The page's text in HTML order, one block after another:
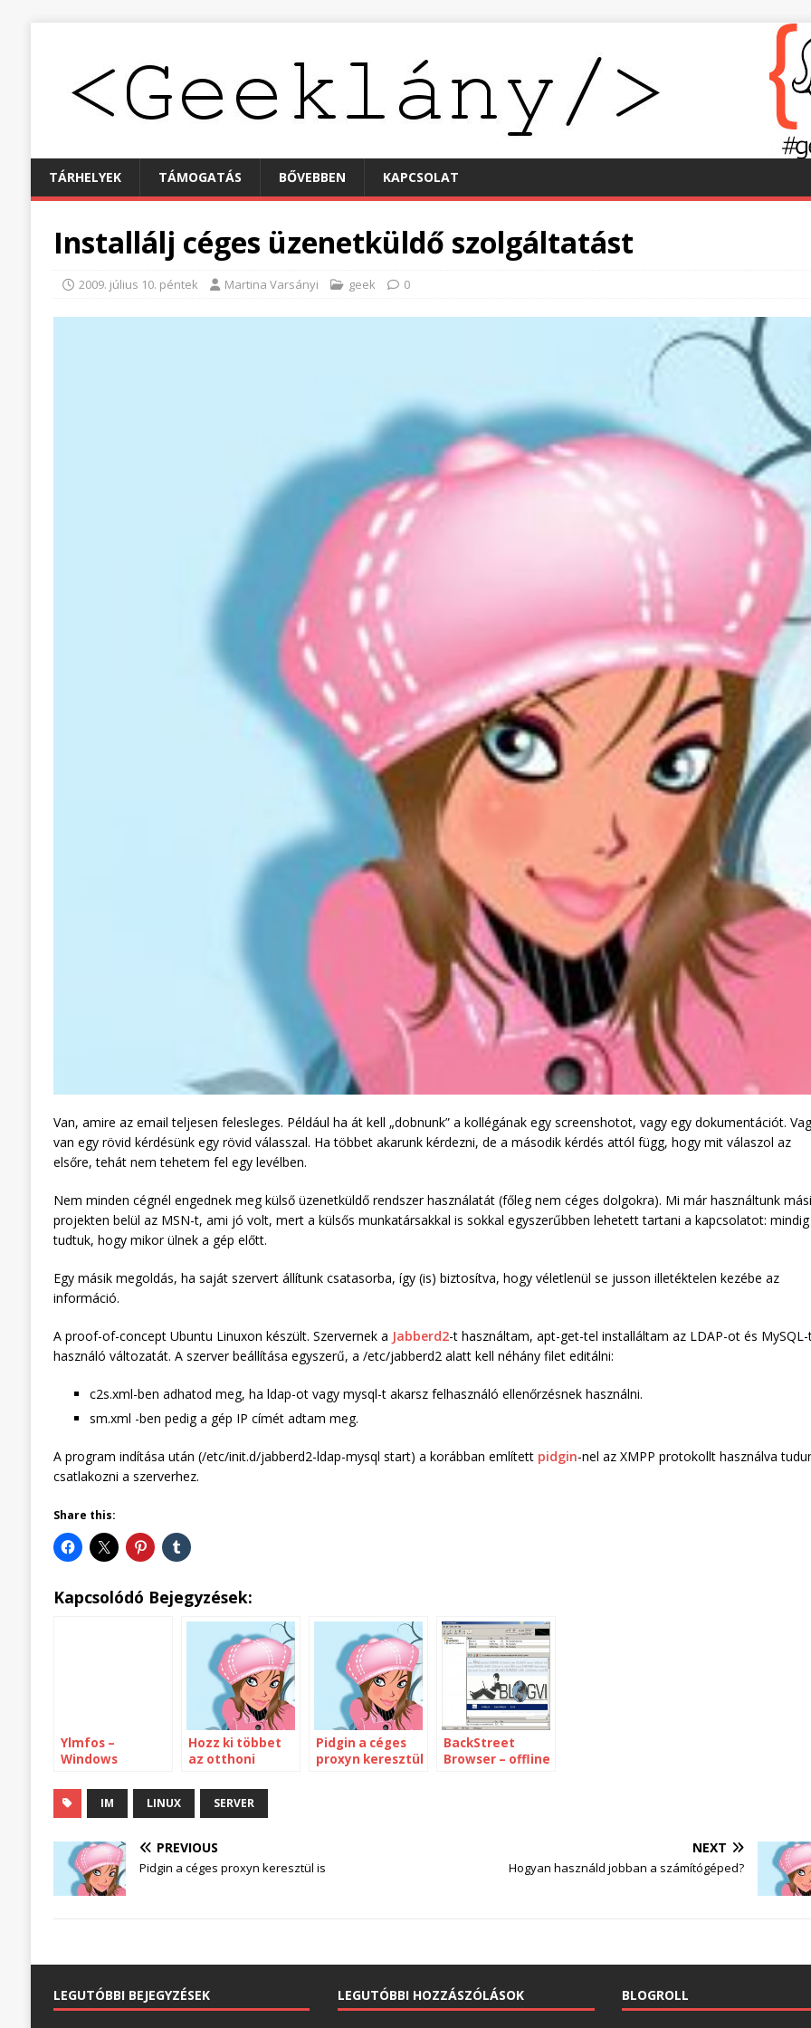
TÁRHELYEK TÁMOGATÁS BŐVEBBEN KAPCSOLAT
Installálj céges üzenetküldő szolgáltatást
2009. július 10. péntek Martina Varsányi geek 0
Van, amire az email teljesen felesleges. Például ha át kell „dobnunk” a kollégának egy screenshotot, vagy egy dokumentációt.
van egy rövid kérdésünk egy rövid válasszal. Ha többet akarunk kérdezni, de a második kérdés attól függ, hogy mit válaszol az
elsőre, tehát nem tehetem fel egy levélben.
Nem minden cégnél engednek meg külső üzenetküldő rendszer használatát (főleg nem céges dolgokra). Mi már használtunk
projekten belül az MSN-t, ami jó volt, mert a külsős munkatársakkal is sokkal egyszerűbben lehetett tartani a kapcsolatot: mindig
tudtuk, hogy mikor ülnek a gép előtt.
Egy másik megoldás, ha saját szervert állítunk csatasorba, így (is) biztosítva, hogy véletlenül se jusson illetéktelen kezébe az
információ.
A proof-of-concept Ubuntu Linuxon készült. Szervernek a Jabberd2-t használtam, apt-get-tel installáltam az LDAP-ot és MySQL-
használó változatát. A szerver beállítása egyszerű, a /etc/jabberd2 alatt kell néhány filet editálni:
c2s.xml-ben adhatod meg, ha ldap-ot vagy mysql-t akarsz felhasználó ellenőrzésnek használni.
sm.xml -ben pedig a gép IP címét adtam meg.
A program indítása után (/etc/init.d/jabberd2-ldap-mysql start) a korábban említett pidgin-nel az XMPP protokollt használva
csatlakozni a szerverhez.
Share this:
Kapcsolódó Bejegyzések:
Ylmfos –
Windows
Hozz ki többet
az otthoni
Pidgin a céges
proxyn keresztül
BackStreet
Browser – offline
IM LINUX SERVER
PREVIOUS
Pidgin a céges proxyn keresztül is
NEXT
Hogyan használd jobban a számítógéped?
LEGUTÓBBI BEJEGYZÉSEK LEGUTÓBBI HOZZÁSZÓLÁSOK BLOGROLL